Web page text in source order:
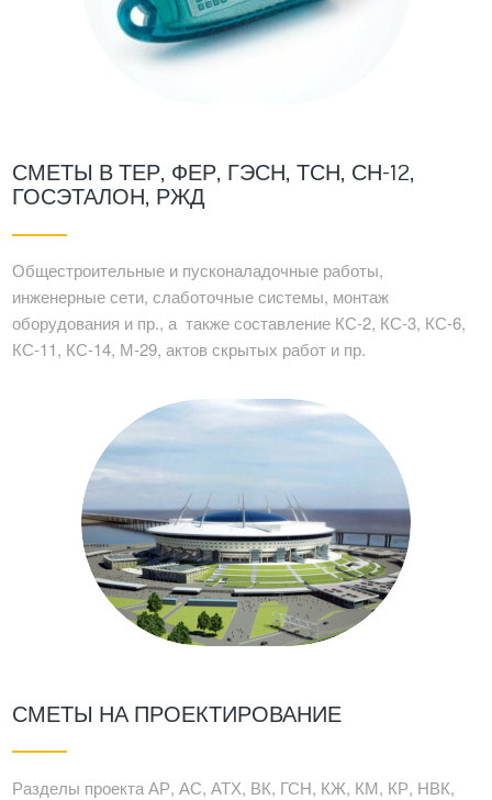
СМЕТЫ В ТЕР, ФЕР, ГЭСН, ТСН, СН-12,
ГОСЭТАЛОН, РЖД
Общестроительные и пусконаладочные работы,
инженерные сети, слаботочные системы, монтаж
оборудования и пр., а также составление КС-2, КС-3, КС-6,
КС-11, КС-14, М-29, актов скрытых работ и пр.
СМЕТЫ НА ПРОЕКТИРОВАНИЕ
Разделы проекта АР, АС, АТХ, ВК, ГСН, КЖ, КМ, КР, НВК,